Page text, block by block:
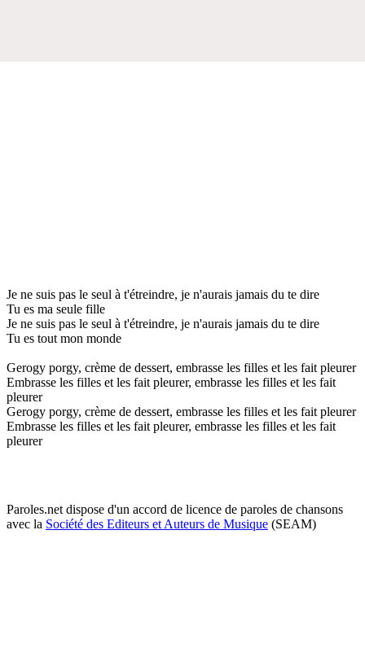
Je ne suis pas le seul à t'étreindre, je n'aurais jamais du te dire
Tu es ma seule fille
Je ne suis pas le seul à t'étreindre, je n'aurais jamais du te dire
Tu es tout mon monde
Gerogy porgy, crème de dessert, embrasse les filles et les fait pleurer
Embrasse les filles et les fait pleurer, embrasse les filles et les fait
pleurer
Gerogy porgy, crème de dessert, embrasse les filles et les fait pleurer
Embrasse les filles et les fait pleurer, embrasse les filles et les fait
pleurer
Paroles.net dispose d'un accord de licence de paroles de chansons
avec la Société des Editeurs et Auteurs de Musique (SEAM)